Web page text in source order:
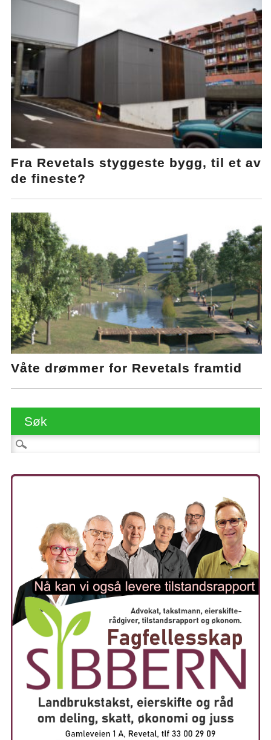
Fra Revetals styggeste bygg, til et av
de fineste?
Våte drømmer for Revetals framtid
Søk
Søk etter: